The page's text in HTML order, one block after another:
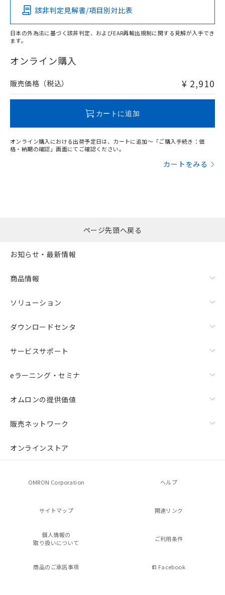
O
在庫等で未対応品が混在する可能性があります。
問い合わせください。
該非判定見解書/項目別対比表
日本の外為法に基づく該非判定、およびEAR再輸出規制に関する見解が入手でき
ます。
オンライン購入
販売価格（税込） ¥ 2,910
カートに追加
オンライン購入における出荷予定日は、カートに追加～「ご購入手続き：価
格・納期の確認」画面にてご確認ください。
カートをみる
ページ先頭へ戻る
お知らせ・最新情報
商品情報
ソリューション
ダウンロードセンタ
サービスサポート
eラーニング・セミナ
オムロンの提供価値
販売ネットワーク
オンラインストア
OMRON Corporation ヘルプ
サイトマップ 関連リンク
個人情報の
取り扱いについて
ご利用条件
商品のご承諾事項 Facebook